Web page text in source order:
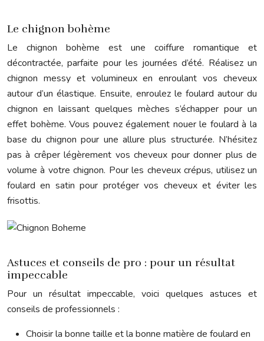
Le chignon bohème
Le chignon bohème est une coiffure romantique et
décontractée, parfaite pour les journées d’été. Réalisez un
chignon messy et volumineux en enroulant vos cheveux
autour d’un élastique. Ensuite, enroulez le foulard autour du
chignon en laissant quelques mèches s’échapper pour un
effet bohème. Vous pouvez également nouer le foulard à la
base du chignon pour une allure plus structurée. N’hésitez
pas à crêper légèrement vos cheveux pour donner plus de
volume à votre chignon. Pour les cheveux crépus, utilisez un
foulard en satin pour protéger vos cheveux et éviter les
frisottis.
Astuces et conseils de pro : pour un résultat
impeccable
Pour un résultat impeccable, voici quelques astuces et
conseils de professionnels :
Choisir la bonne taille et la bonne matière de foulard en